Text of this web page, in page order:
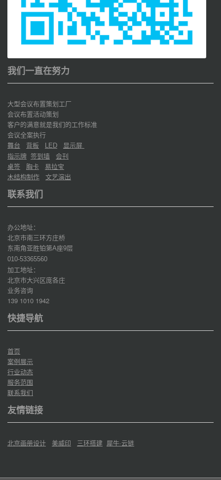
我们一直在努力
大型会议布置策划工厂
会议布置活动策划
客户的满意就是我们的工作标准
会议全案执行
舞台
背板 LED
显示屏
指示牌 签到墙
会刊
桌签
胸卡
易拉宝
木结构制作
文艺演出
联系我们
办公地址：
北京市南三环方庄桥
东南角亚胜铂第A座9层
010-53365560
加工地址：
北京市大兴区庞各庄
业务咨询
139 1010 1942
快捷导航
首页
案例展示
行业动态
服务范围
联系我们
友情链接
北京画册设计 美威印 三环搭建 犀牛·云链